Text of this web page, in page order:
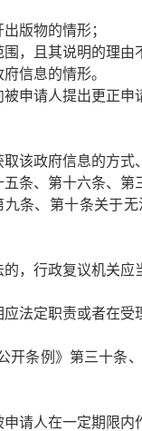
版物的情形；
，且其说明的理由
信息的情形。
申请人提出更正申
该政府信息的方式
条、第十六条、第
条、第十条关于
，行政复议机关应
法定职责或者在受
开条例》第三十条
请人在一定期限内